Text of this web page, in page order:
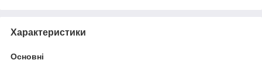
Характеристики
Основні